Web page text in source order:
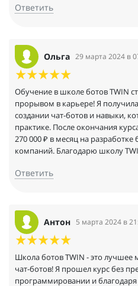
Ответить
Ольга 29 марта 2024 в
Обучение в школе ботов TWIN
прорывом в карьере! Я
создании чат-ботов и навыки,
практике. После окончания
270 000 ₽ в месяц на
компаний. Благодарю школу
Ответить
Антон 5 марта 2024 в
Школа ботов TWIN - это лучшее
чат-ботов! Я прошел курс без
программировании и